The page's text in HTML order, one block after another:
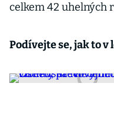
celkem 42 uhelných
Podívejte se, jak to v